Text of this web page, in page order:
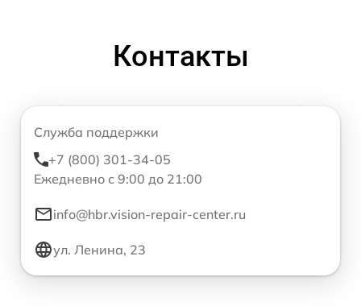
Контакты
Служба поддержки
+7 (800) 301-34-05
Ежедневно с 9:00 до 21:00
info@hbr.vision-repair-center.ru
ул. Ленина, 23